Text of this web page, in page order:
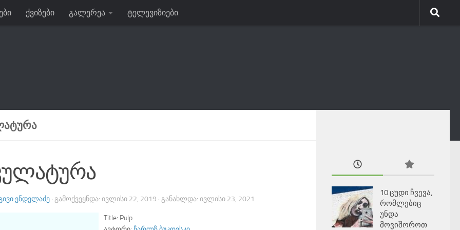
ქვიზები გალერეა ტელევიზიები
ᲔᲜᲓᲔᲚᲐᲫᲔ · ᲒᲐᲛᲝᲥᲕᲔᲧᲜᲓᲐ: ᲘᲕᲚᲘᲡᲘ 22, 2019 · ᲒᲐᲜᲐᲮᲚᲓᲐ: ᲘᲕᲚᲘᲡᲘ 23, 2021
Title: Pulp
10 ცუდი ჩვევა,
რომლებიც
უნდა
მოვიშოროთ